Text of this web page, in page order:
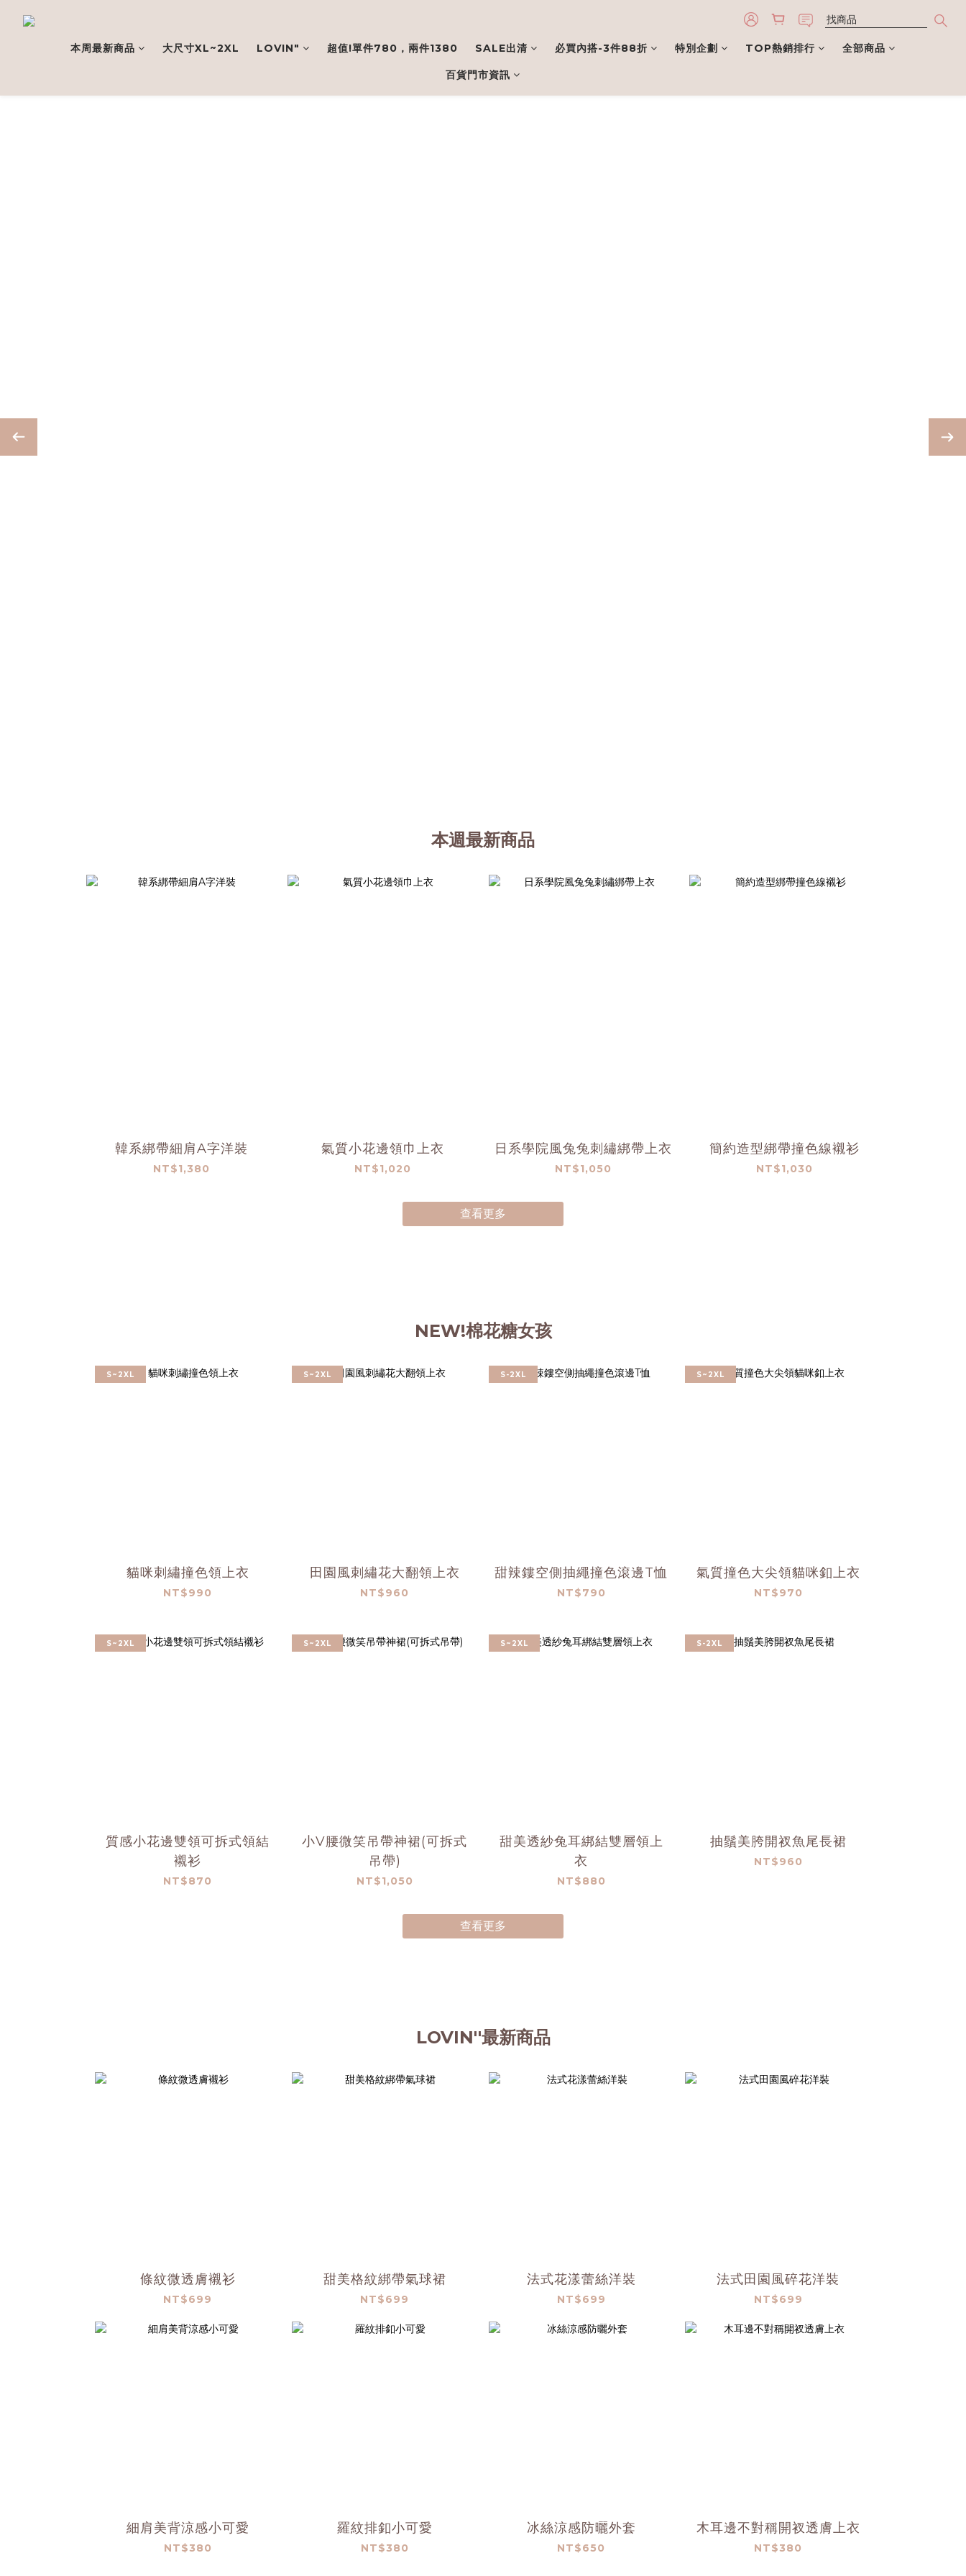
本周最新商品 大尺寸XL~2XL LOVIN" 超值!單件780，兩件1380 SALE出清 必買內搭-3件88折 特別企劃 TOP熱銷排行 全部商品
百貨門市資訊
本週最新商品
韓系綁帶細肩A字洋裝
NT$1,380
氣質小花邊領巾上衣
NT$1,020
日系學院風兔兔刺繡綁帶上衣
NT$1,050
簡約造型綁帶撞色線襯衫
NT$1,030
查看更多
NEW!棉花糖女孩
S~2XL
貓咪刺繡撞色領上衣
NT$990
S~2XL
田園風刺繡花大翻領上衣
NT$960
S-2XL
甜辣鏤空側抽繩撞色滾邊T恤
NT$790
S~2XL
氣質撞色大尖領貓咪釦上衣
NT$970
S~2XL
質感小花邊雙領可拆式領結
襯衫
NT$870
S~2XL
小V腰微笑吊帶神裙(可拆式
吊帶)
NT$1,050
S~2XL
甜美透紗兔耳綁結雙層領上
衣
NT$880
S-2XL
抽鬚美胯開衩魚尾長裙
NT$960
查看更多
LOVIN''最新商品
條紋微透膚襯衫
NT$699
甜美格紋綁帶氣球裙
NT$699
法式花漾蕾絲洋裝
NT$699
法式田園風碎花洋裝
NT$699
細肩美背涼感小可愛
NT$380
羅紋排釦小可愛
NT$380
冰絲涼感防曬外套
NT$650
木耳邊不對稱開衩透膚上衣
NT$380